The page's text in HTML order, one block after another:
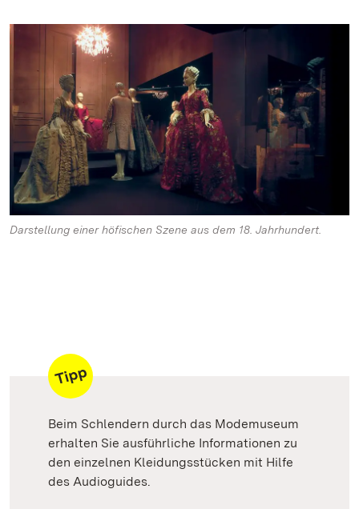
Darstellung einer höfischen Szene aus dem 18. Jahrhundert.
Beim Schlendern durch das Modemuseum
erhalten Sie ausführliche Informationen zu
den einzelnen Kleidungsstücken mit Hilfe
des Audioguides.